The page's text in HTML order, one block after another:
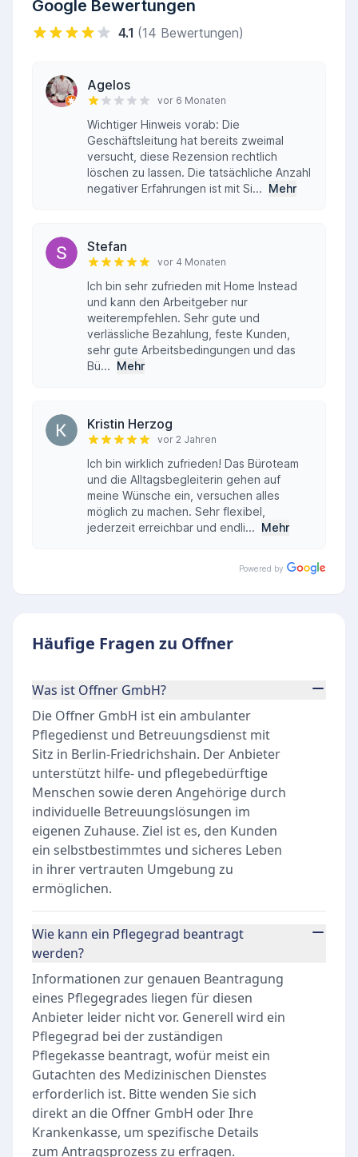
Google Bewertungen
4.1 (14 Bewertungen)
Agelos
vor 6 Monaten
Wichtiger Hinweis vorab: Die
Geschäftsleitung hat bereits zweimal
versucht, diese Rezension rechtlich
löschen zu lassen. Die tatsächliche Anzahl
negativer Erfahrungen ist mit Si... Mehr
Stefan
vor 4 Monaten
Ich bin sehr zufrieden mit Home Instead
und kann den Arbeitgeber nur
weiterempfehlen. Sehr gute und
verlässliche Bezahlung, feste Kunden,
sehr gute Arbeitsbedingungen und das
Bü... Mehr
Kristin Herzog
vor 2 Jahren
Ich bin wirklich zufrieden! Das Büroteam
und die Alltagsbegleiterin gehen auf
meine Wünsche ein, versuchen alles
möglich zu machen. Sehr flexibel,
jederzeit erreichbar und endli... Mehr
Powered by
Häufige Fragen zu Offner
Was ist Offner GmbH?
Die Offner GmbH ist ein ambulanter
Pflegedienst und Betreuungsdienst mit
Sitz in Berlin-Friedrichshain. Der Anbieter
unterstützt hilfe- und pflegebedürftige
Menschen sowie deren Angehörige durch
individuelle Betreuungslösungen im
eigenen Zuhause. Ziel ist es, den Kunden
ein selbstbestimmtes und sicheres Leben
in ihrer vertrauten Umgebung zu
ermöglichen.
Wie kann ein Pflegegrad beantragt
werden?
Informationen zur genauen Beantragung
eines Pflegegrades liegen für diesen
Anbieter leider nicht vor. Generell wird ein
Pflegegrad bei der zuständigen
Pflegekasse beantragt, wofür meist ein
Gutachten des Medizinischen Dienstes
erforderlich ist. Bitte wenden Sie sich
direkt an die Offner GmbH oder Ihre
Krankenkasse, um spezifische Details
zum Antragsprozess zu erfragen.